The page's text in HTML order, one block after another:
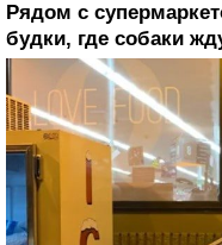
Рядом с
будки, где собаки